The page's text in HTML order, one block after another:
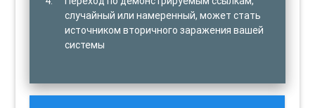
случайный или намеренный, может стать
источником вторичного заражения вашей
системы